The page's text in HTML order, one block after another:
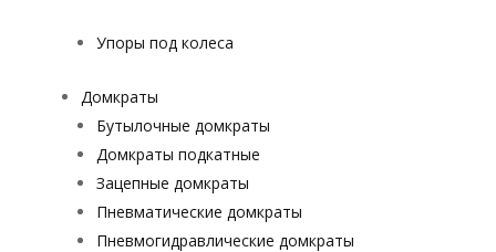
Упоры под колеса
Домкраты
Бутылочные домкраты
Домкраты подкатные
Зацепные домкраты
Пневматические домкраты
Пневмогидравлические домкраты